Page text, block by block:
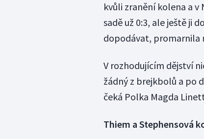
kvůli zranění kolena a v
sadě už 0:3, ale ještě ji
dopodávat, promarnila
V rozhodujícím dějství
žádný z brejkbolů a po
čeká Polka Magda
Thiem a Stephensová